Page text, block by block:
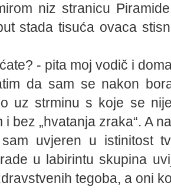
niz stranicu
stada tisuća ovaca
- pita moj vodič i
da sam se nakon
uz strminu s koje se
i bez „hvatanja zraka“. A
uvjeren u istinitost
u labirintu skupina
tegoba, a oni